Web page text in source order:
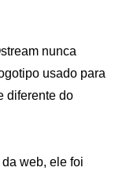
nunca
usado para
diferente do
web, ele foi